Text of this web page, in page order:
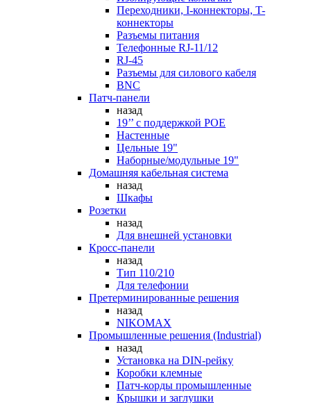
Переходники, I-коннекторы, T-
коннекторы
Разъемы питания
Телефонные RJ-11/12
RJ-45
Разъемы для силового кабеля
BNC
Патч-панели
назад
19’’ с поддержкой POE
Настенные
Цельные 19"
Наборные/модульные 19"
Домашняя кабельная система
назад
Шкафы
Розетки
назад
Для внешней установки
Кросс-панели
назад
Тип 110/210
Для телефонии
Претерминированные решения
назад
NIKOMAX
Промышленные решения (Industrial)
назад
Установка на DIN-рейку
Коробки клемные
Патч-корды промышленные
Крышки и заглушки